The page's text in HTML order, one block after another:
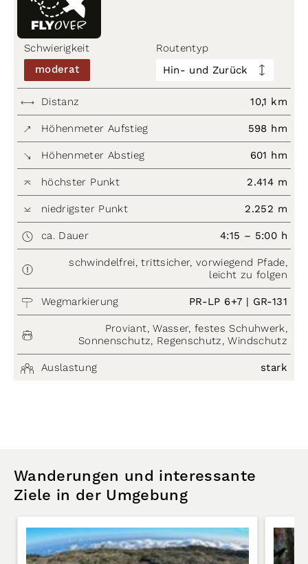
Schwierigkeit
moderat
Routentyp
Hin- und Zurück
Distanz 10,1 km
Höhenmeter Aufstieg 598 hm
Höhenmeter Abstieg 601 hm
höchster Punkt 2.414 m
niedrigster Punkt 2.252 m
ca. Dauer 4:15 – 5:00 h
schwindelfrei, trittsicher, vorwiegend Pfade,
leicht zu folgen
Wegmarkierung PR-LP 6+7 | GR-131
Proviant, Wasser, festes Schuhwerk,
Sonnenschutz, Regenschutz, Windschutz
Auslastung stark
Wanderungen und interessante
Ziele in der Umgebung